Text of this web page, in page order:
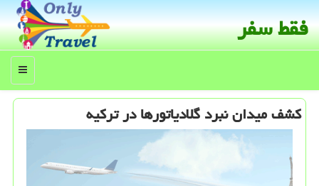
فقط سفر
منو
كشف میدان نبرد گلادیاتورها در تركیه